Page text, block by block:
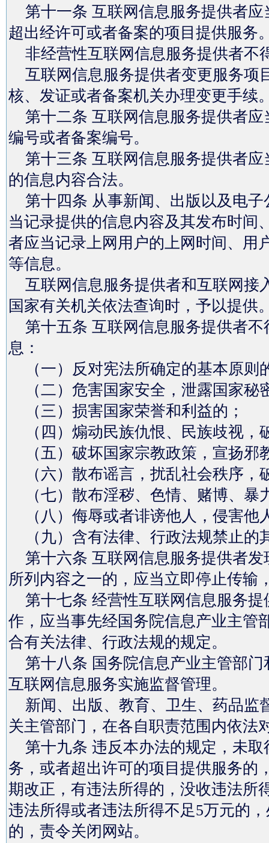
第十一条 互联网信息服务提供者应
超出经许可或者备案的项目提供服务
非经营性互联网信息服务提供者不
互联网信息服务提供者变更服务项
核、发证或者备案机关办理变更手续
第十二条 互联网信息服务提供者应
编号或者备案编号。
第十三条 互联网信息服务提供者应
的信息内容合法。
第十四条 从事新闻、出版以及电子
当记录提供的信息内容及其发布时间
者应当记录上网用户的上网时间、用
等信息。
互联网信息服务提供者和互联网接
国家有关机关依法查询时，予以提供
第十五条 互联网信息服务提供者不
息：
（一）反对宪法所确定的基本原则
（二）危害国家安全，泄露国家秘
（三）损害国家荣誉和利益的；
（四）煽动民族仇恨、民族歧视，
（五）破坏国家宗教政策，宣扬邪
（六）散布谣言，扰乱社会秩序，
（七）散布淫秽、色情、赌博、暴
（八）侮辱或者诽谤他人，侵害他
（九）含有法律、行政法规禁止的
第十六条 互联网信息服务提供者发
所列内容之一的，应当立即停止传输
第十七条 经营性互联网信息服务提
作，应当事先经国务院信息产业主管
合有关法律、行政法规的规定。
第十八条 国务院信息产业主管部门
互联网信息服务实施监督管理。
新闻、出版、教育、卫生、药品监
关主管部门，在各自职责范围内依法
第十九条 违反本办法的规定，未取
务，或者超出许可的项目提供服务的
期改正，有违法所得的，没收违法所
违法所得或者违法所得不足5万元的
的，责令关闭网站。